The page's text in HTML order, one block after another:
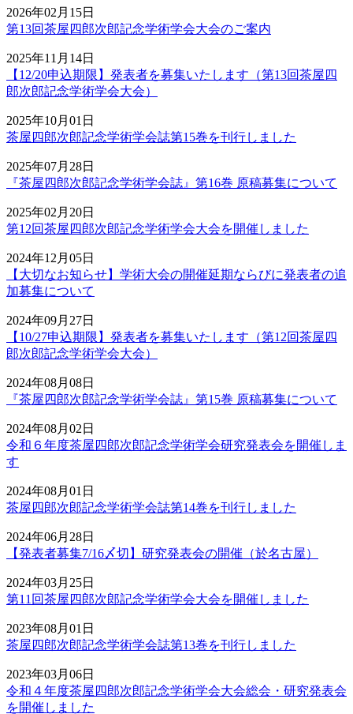
2026年02月15日
第13回茶屋四郎次郎記念学術学会大会のご案内
2025年11月14日
【12/20申込期限】発表者を募集いたします（第13回茶屋四
郎次郎記念学術学会大会）
2025年10月01日
茶屋四郎次郎記念学術学会誌第15巻を刊行しました
2025年07月28日
『茶屋四郎次郎記念学術学会誌』第16巻 原稿募集について
2025年02月20日
第12回茶屋四郎次郎記念学術学会大会を開催しました
2024年12月05日
【大切なお知らせ】学術大会の開催延期ならびに発表者の追
加募集について
2024年09月27日
【10/27申込期限】発表者を募集いたします（第12回茶屋四
郎次郎記念学術学会大会）
2024年08月08日
『茶屋四郎次郎記念学術学会誌』第15巻 原稿募集について
2024年08月02日
令和６年度茶屋四郎次郎記念学術学会研究発表会を開催しま
す
2024年08月01日
茶屋四郎次郎記念学術学会誌第14巻を刊行しました
2024年06月28日
【発表者募集7/16〆切】研究発表会の開催（於名古屋）
2024年03月25日
第11回茶屋四郎次郎記念学術学会大会を開催しました
2023年08月01日
茶屋四郎次郎記念学術学会誌第13巻を刊行しました
2023年03月06日
令和４年度茶屋四郎次郎記念学術学会大会総会・研究発表会
を開催しました